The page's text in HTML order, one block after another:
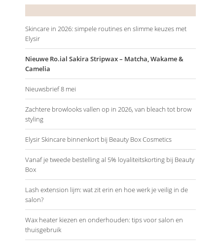
Skincare in 2026: simpele routines en slimme keuzes met
Elysir
Nieuwe Ro.ial Sakira Stripwax – Matcha, Wakame &
Camelia
Nieuwsbrief 8 mei
Zachtere browlooks vallen op in 2026, van bleach tot brow
styling
Elysir Skincare binnenkort bij Beauty Box Cosmetics
Vanaf je tweede bestelling al 5% loyaliteitskorting bij Beauty
Box
Lash extension lijm: wat zit erin en hoe werk je veilig in de
salon?
Wax heater kiezen en onderhouden: tips voor salon en
thuisgebruik